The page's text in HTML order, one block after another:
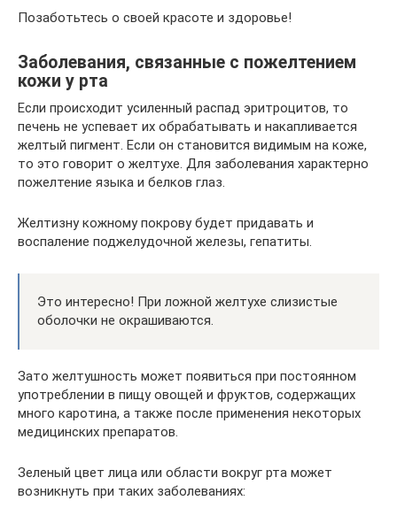
Позаботьтесь о своей красоте и здоровье!
Заболевания, связанные с пожелтением
кожи у рта
Если происходит усиленный распад эритроцитов, то
печень не успевает их обрабатывать и накапливается
желтый пигмент. Если он становится видимым на коже,
то это говорит о желтухе. Для заболевания характерно
пожелтение языка и белков глаз.
Желтизну кожному покрову будет придавать и
воспаление поджелудочной железы, гепатиты.
Это интересно! При ложной желтухе слизистые
оболочки не окрашиваются.
Зато желтушность может появиться при постоянном
употреблении в пищу овощей и фруктов, содержащих
много каротина, а также после применения некоторых
медицинских препаратов.
Зеленый цвет лица или области вокруг рта может
возникнуть при таких заболеваниях: